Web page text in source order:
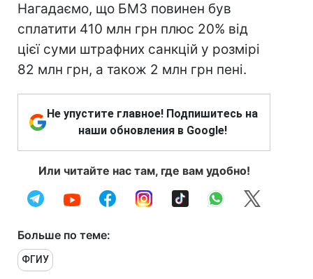
Нагадаємо, що БМЗ повинен був
сплатити 410 млн грн плюс 20% від
цієї суми штрафних санкцій у розмірі
82 млн грн, а також 2 млн грн пені.
Не упустите главное! Подпишитесь на
наши обновления в Google!
Или читайте нас там, где вам удобно!
Больше по теме:
ФГИУ